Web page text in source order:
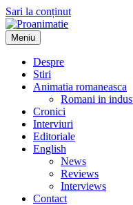
Sari la conținut
Proanimatie
Stiri despre filme de animatie
Meniu
Despre
Stiri
Animatia romaneasca
Romani in
Cronici
Interviuri
Editoriale
English
News
Reviews
Interviews
Contact